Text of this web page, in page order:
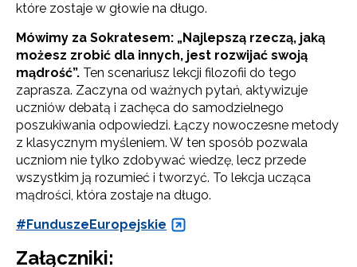
które zostaje w głowie na długo.
Mówimy za Sokratesem: „Najlepszą rzeczą, jaką
możesz zrobić dla innych, jest rozwijać swoją
mądrość”. Ten scenariusz lekcji filozofii do tego
zaprasza. Zaczyna od ważnych pytań, aktywizuje
uczniów debatą i zachęca do samodzielnego
poszukiwania odpowiedzi. Łączy nowoczesne metody
z klasycznym myśleniem. W ten sposób pozwala
uczniom nie tylko zdobywać wiedzę, lecz przede
wszystkim ją rozumieć i tworzyć. To lekcja ucząca
mądrości, która zostaje na długo.
#FunduszeEuropejskie
Załączniki: